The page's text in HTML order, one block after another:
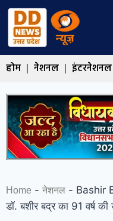
होम नेशनल इंटरनेशनल
Home - नेशनल - Bashir
डॉ. बशीर बद्र का 91 वर्ष